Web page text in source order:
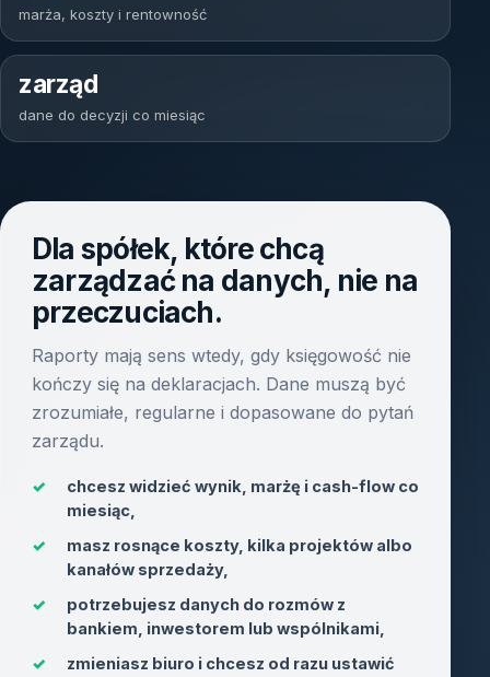
marża, koszty i rentowność
zarząd
dane do decyzji co miesiąc
Dla spółek, które chcą
zarządzać na danych, nie na
przeczuciach.
Raporty mają sens wtedy, gdy księgowość nie
kończy się na deklaracjach. Dane muszą być
zrozumiałe, regularne i dopasowane do pytań
zarządu.
✓
chcesz widzieć wynik, marżę i cash-flow co
miesiąc,
✓
masz rosnące koszty, kilka projektów albo
kanałów sprzedaży,
✓
potrzebujesz danych do rozmów z
bankiem, inwestorem lub wspólnikami,
✓
zmieniasz biuro i chcesz od razu ustawić